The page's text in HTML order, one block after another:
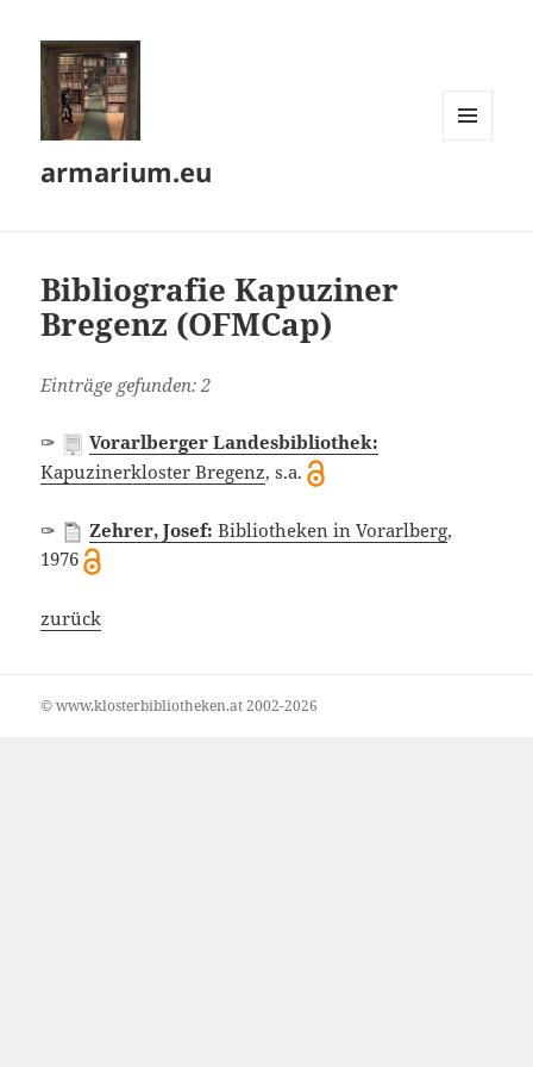
armarium.eu
Bibliografie Kapuziner
Bregenz (OFMCap)
Einträge gefunden: 2
✑
Vorarlberger Landesbibliothek:
Kapuzinerkloster Bregenz, s.a.
✑ Zehrer, Josef:Bibliotheken in Vorarlberg,
1976
zurück
© www.klosterbibliotheken.at 2002-2026